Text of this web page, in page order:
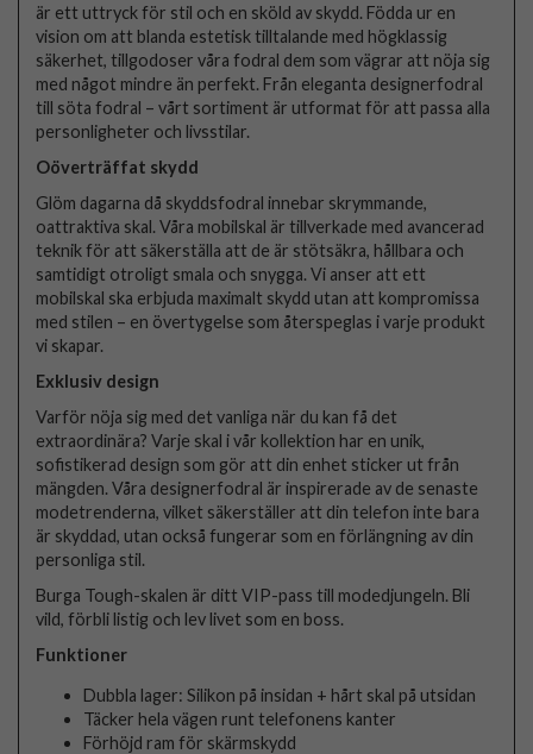
är ett uttryck för stil och en sköld av skydd. Födda ur en
vision om att blanda estetisk tilltalande med högklassig
säkerhet, tillgodoser våra fodral dem som vägrar att nöja sig
med något mindre än perfekt. Från eleganta designerfodral
till söta fodral – vårt sortiment är utformat för att passa alla
personligheter och livsstilar.
Oöverträffat skydd
Glöm dagarna då skyddsfodral innebar skrymmande,
oattraktiva skal. Våra mobilskal är tillverkade med avancerad
teknik för att säkerställa att de är stötsäkra, hållbara och
samtidigt otroligt smala och snygga. Vi anser att ett
mobilskal ska erbjuda maximalt skydd utan att kompromissa
med stilen – en övertygelse som återspeglas i varje produkt
vi skapar.
Exklusiv design
Varför nöja sig med det vanliga när du kan få det
extraordinära? Varje skal i vår kollektion har en unik,
sofistikerad design som gör att din enhet sticker ut från
mängden. Våra designerfodral är inspirerade av de senaste
modetrenderna, vilket säkerställer att din telefon inte bara
är skyddad, utan också fungerar som en förlängning av din
personliga stil.
Burga Tough-skalen är ditt VIP-pass till modedjungeln. Bli
vild, förbli listig och lev livet som en boss.
Funktioner
Dubbla lager: Silikon på insidan + hårt skal på utsidan
Täcker hela vägen runt telefonens kanter
Förhöjd ram för skärmskydd